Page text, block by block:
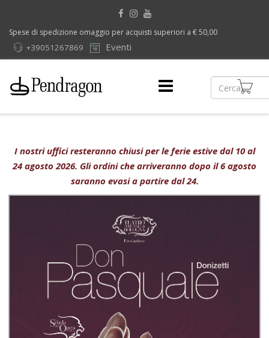
Spese di spedizione omaggio per acquisti superiori a € 50,00
Eventi
+39051267869
I nostri uffici resteranno chiusi per le ferie estive dal 10 al
24 agosto 2026. Gli ordini che arriveranno dopo il 6 agosto
saranno evasi a partire dal 24.